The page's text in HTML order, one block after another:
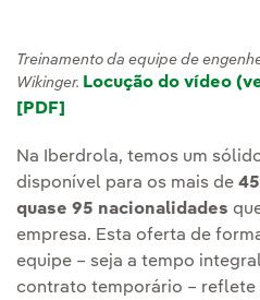
Treinamento da equipe de
Wikinger. Locução do vídeo
[PDF]
Na Iberdrola, temos um
disponível para os mais de
quase 95 nacionalidades
empresa. Esta oferta de
equipe – seja a tempo
contrato temporário –